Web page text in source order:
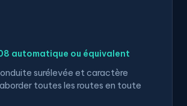
automatique ou équivalent
surélevée et caractère
toutes les routes en toute